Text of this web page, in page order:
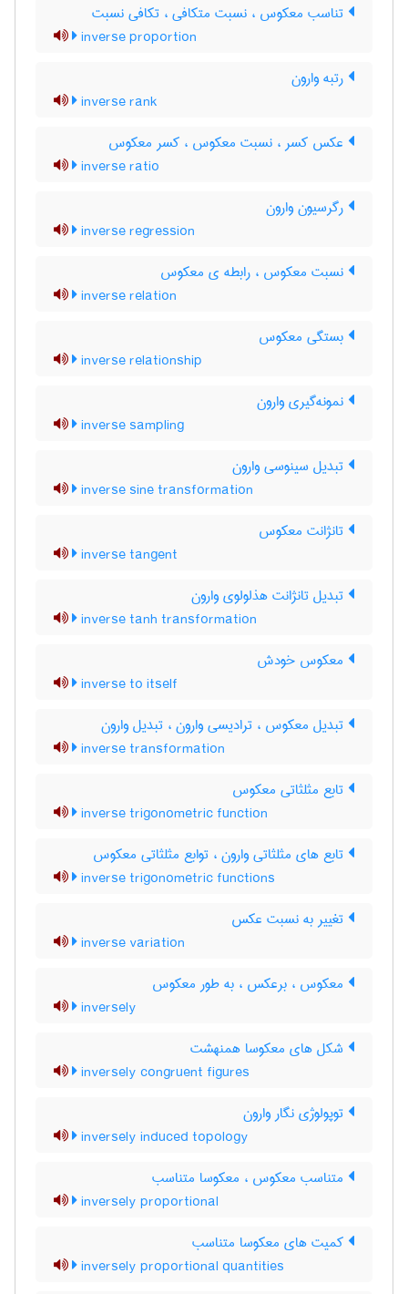
تناسب معکوس ، نسبت متکافی ، تکافی نسبت
inverse proportion
رتبه وارون
inverse rank
عکس کسر ، نسبت معکوس ، کسر معکوس
inverse ratio
رگرسیون وارون
inverse regression
نسبت معکوس ، رابطه ی معکوس
inverse relation
بستگی معکوس
inverse relationship
نمونه‌گیری وارون
inverse sampling
تبدیل سینوسی وارون
inverse sine transformation
تانژانت معکوس
inverse tangent
تبدیل تانژانت هذلولوی وارون
inverse tanh transformation
معکوس خودش
inverse to itself
تبدیل معکوس ، ترادیسی وارون ، تبدیل وارون
inverse transformation
تابع مثلثاتی معکوس
inverse trigonometric function
تابع های مثلثاتی وارون ، توابع مثلثاتی معکوس
inverse trigonometric functions
تغییر به نسبت عکس
inverse variation
معکوس ، برعکس ، به طور معکوس
inversely
شکل های معکوسا همنهشت
inversely congruent figures
توپولوژی نگار وارون
inversely induced topology
متناسب معکوس ، معکوسا متناسب
inversely proportional
کمیت های معکوسا متناسب
inversely proportional quantities